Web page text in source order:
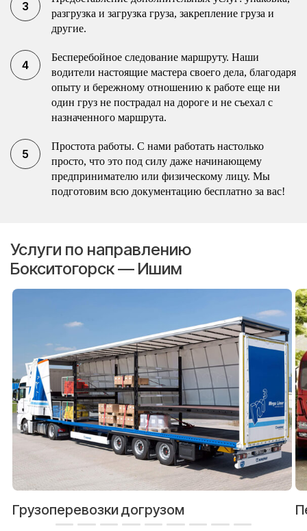
разгрузка и загрузка груза, закрепление груза и
другие.
Бесперебойное следование маршруту. Наши
водители настоящие мастера своего дела, благодаря
опыту и бережному отношению к работе еще ни
один груз не пострадал на дороге и не съехал с
назначенного маршрута.
Простота работы. С нами работать настолько
просто, что это под силу даже начинающему
предпринимателю или физическому лицу. Мы
подготовим всю документацию бесплатно за вас!
Услуги по направлению
Бокситогорск — Ишим
Грузоперевозки догрузом